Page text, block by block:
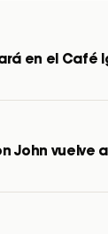
en el Café
John vuelve